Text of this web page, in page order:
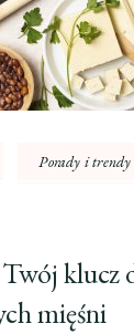
Porady i trendy
klucz
mięśni